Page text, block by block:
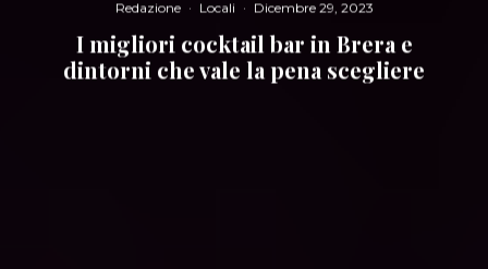
Redazione · Locali · Dicembre 29, 2023
I migliori cocktail bar in Brera e
dintorni che vale la pena scegliere